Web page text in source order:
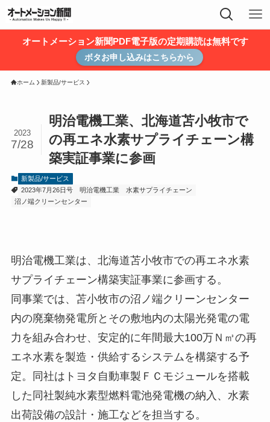
オートメーション新聞PDF電子版の定期購読は無料です
ボタお申し込みはこちらから
ホーム 新製品/サービス
明治電機工業、北海道苫小牧市で
の再エネ水素サプライチェーン構
築実証事業に参画
2023
7/28
新製品/サービス
2023年7月26日号
明治電機工業
水素サプライチェーン
沼ノ端クリーンセンター
明治電機工業は、北海道苫小牧市での再エネ水素
サプライチェーン構築実証事業に参画する。
同事業では、苫小牧市の沼ノ端クリーンセンター
内の廃棄物発電所とその敷地内の太陽光発電の電
力を組み合わせ、安定的に年間最大100万Ｎ㎥の再
エネ水素を製造・供給するシステムを構築する予
定。同社はトヨタ自動車製ＦＣモジュールを搭載
した同社製純水素型燃料電池発電機の納入、水素
出荷設備の設計・施工などを担当する。